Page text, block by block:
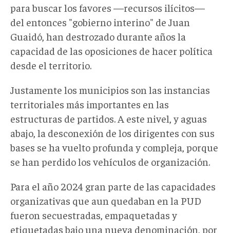
para buscar los favores —recursos ilícitos—
del entonces "gobierno interino" de Juan
Guaidó, han destrozado durante años la
capacidad de las oposiciones de hacer política
desde el territorio.
Justamente los municipios son las instancias
territoriales más importantes en las
estructuras de partidos. A este nivel, y aguas
abajo, la desconexión de los dirigentes con sus
bases se ha vuelto profunda y compleja, porque
se han perdido los vehículos de organización.
Para el año 2024 gran parte de las capacidades
organizativas que aun quedaban en la PUD
fueron secuestradas, empaquetadas y
etiquetadas bajo una nueva denominación, por